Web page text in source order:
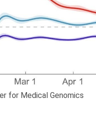
for Medical Genomics